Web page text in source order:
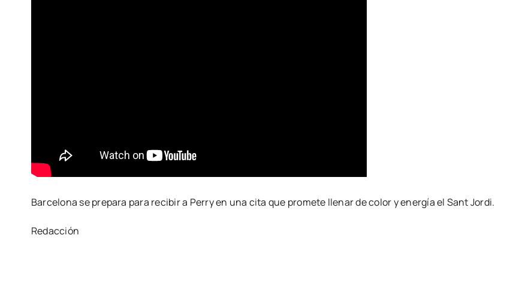
Barcelona se prepara para recibir a Perry en una cita que promete llenar de color y energía el Sant Jordi.
Redacción